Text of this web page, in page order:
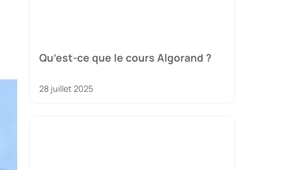
Qu’est-ce que le cours Algorand ?
28 juillet 2025